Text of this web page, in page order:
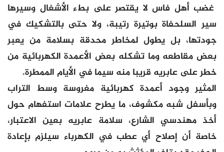
غضب أهل فاس لا يقتصر على بطء الأشغال وسيرها
سير السلحفاة بوتيرة رتيبة، ولا حتى بالتشكيك في
جودتها، بل يطول لمخاطر محدقة بسلامة من يعبر
بعض مقاطعه وما تشكله بعض الأعمدة الكهربائية من
خطر على عابريه قريبا منه سيما في الأيام الممطرة.
المثير وجود أعمدة كهربائية مغروسة وسط التراب
وبأسفل شبه مكشوف، ما يطرح علامات استفهام حول
أخذ مهندسي الشارع، سلامة عابريه بعين الاعتبار،
خاصة أن إصلاح أي عطب في الكهرباء سيلزم بإعادة